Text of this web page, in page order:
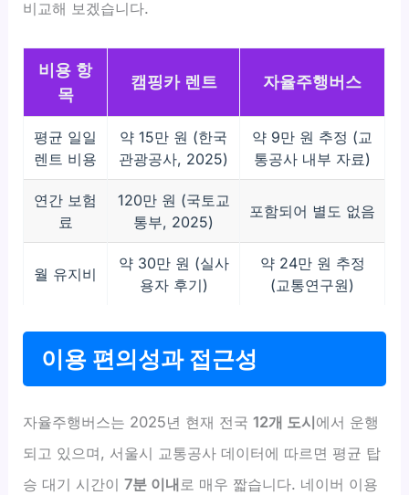
비교해 보겠습니다.
비용 항
목
캠핑카 렌트 자율주행버스
평균 일일
렌트 비용
약 15만 원 (한국
관광공사, 2025)
약 9만 원 추정 (교
통공사 내부 자료)
연간 보험
료
120만 원 (국토교
통부, 2025)
포함되어 별도 없음
월 유지비
약 30만 원 (실사
용자 후기)
약 24만 원 추정
(교통연구원)
이용 편의성과 접근성
자율주행버스는 2025년 현재 전국12개 도시에서 운행
되고 있으며, 서울시 교통공사 데이터에 따르면 평균 탑
승 대기 시간이7분 이내로 매우 짧습니다. 네이버 이용